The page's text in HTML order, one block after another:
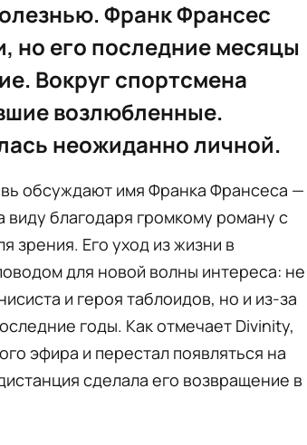
Франк Франсес
но его последние месяцы
Вокруг спортсмена
возлюбленные.
неожиданно личной.
обсуждают имя Франка Франсеса —
виду благодаря громкому роману с
зрения. Его уход из жизни в
для новой волны интереса: не
и героя таблоидов, но и из-за
годы. Как отмечает Divinity,
эфира и перестал появляться на
сделала его возвращение в